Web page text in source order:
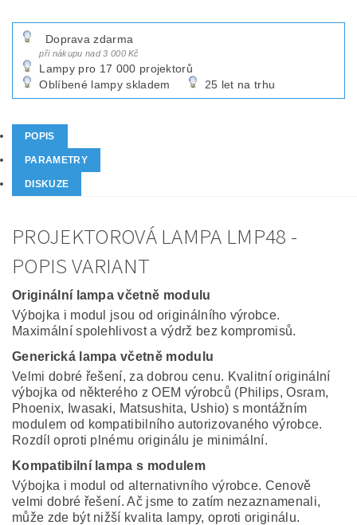
Doprava zdarma
při nákupu nad 3 000 Kč
Lampy pro 17 000 projektorů
Oblíbené lampy skladem
25 let na trhu
POPIS
PARAMETRY
DISKUZE
PROJEKTOROVÁ LAMPA LMP48 -
POPIS VARIANT
Originální lampa včetně modulu
Výbojka i modul jsou od originálního výrobce.
Maximální spolehlivost a výdrž bez kompromisů.
Generická lampa včetně modulu
Velmi dobré řešení, za dobrou cenu. Kvalitní originální
výbojka od některého z OEM výrobců (Philips, Osram,
Phoenix, Iwasaki, Matsushita, Ushio) s montážním
modulem od kompatibilního autorizovaného výrobce.
Rozdíl oproti plnému originálu je minimální.
Kompatibilní lampa s modulem
Výbojka i modul od alternativního výrobce. Cenově
velmi dobré řešení. Ač jsme to zatím nezaznamenali,
může zde být nižší kvalita lampy, oproti originálu.